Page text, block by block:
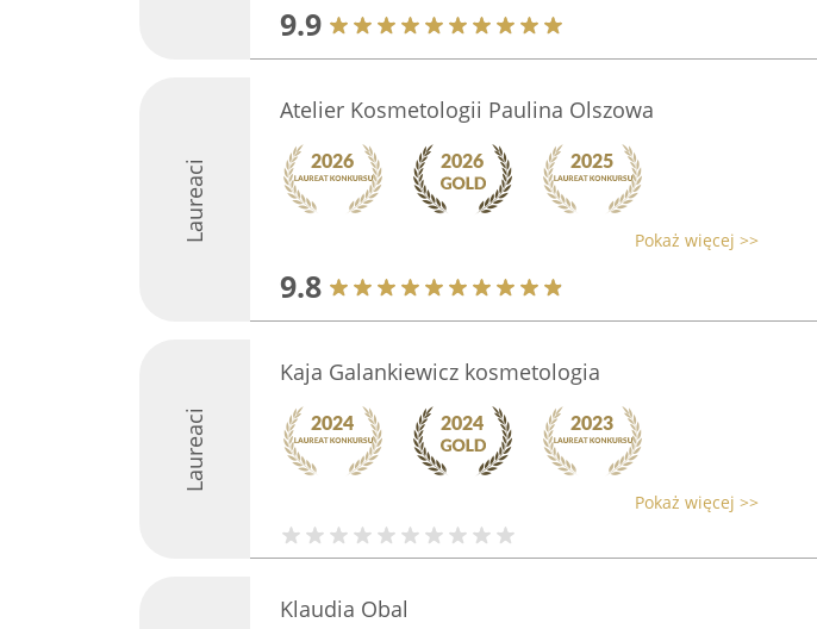
9.9
Laureaci
Atelier Kosmetologii Paulina Olszowa
Pokaż więcej >>
9.8
Laureaci
Kaja Galankiewicz kosmetologia
Pokaż więcej >>
Klaudia Obal